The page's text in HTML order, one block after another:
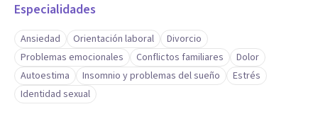
Especialidades
Ansiedad Orientación laboral
Divorcio
Problemas emocionales
Conflictos familiares
Dolor
Autoestima
Insomnio y problemas del sueño
Estrés
Identidad sexual